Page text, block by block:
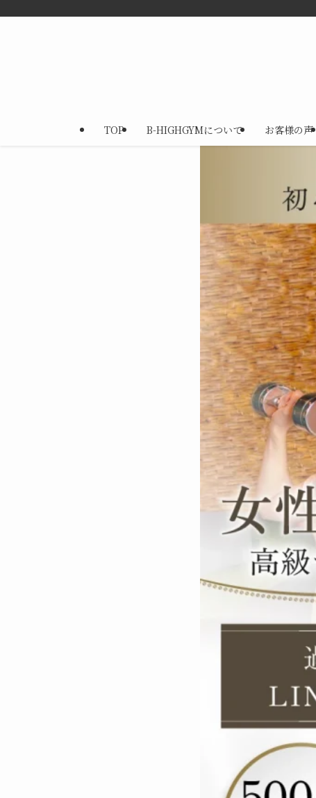
TOP B-HIGHGYMについて お客様の声